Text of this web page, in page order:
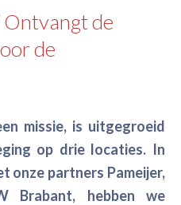
de
de
missie, is uitgegroeid
op drie locaties. In
onze partners Pameijer,
Brabant, hebben we